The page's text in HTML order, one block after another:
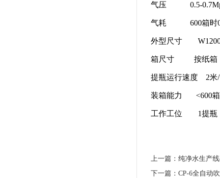
气压 0.5-
气耗 600箱时
外型尺寸
箱尺寸 按纸箱
提瓶运行速度 2米/
装箱能力 <600箱
工作工位 1提瓶，
上一篇： 纯净水生产
下一篇： CP-6全自动